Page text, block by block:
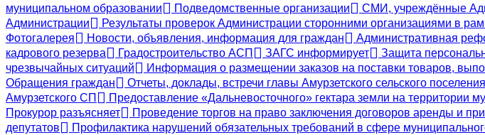
муниципальном образовании
Подведомственные организации СМИ, учреждённые
Администрации
Результаты проверок Администрации сторонними организациями в
Фотогалерея
Новости, объявления, информация для граждан Административная
кадрового резерва
Градостроительство АСП ЗАГС информирует Защита
чрезвычайных ситуаций
Информация о размещении заказов на поставки товаров,
Обращения граждан
Отчеты, доклады, встречи главы Амурзетского сельского поселения
Амурзетского СП
Предоставление «Дальневосточного» гектара земли на территории
Прокурор разъясняет
Проведение торгов на право заключения договоров аренды и
депутатов
Профилактика нарушений обязательных требований в сфере